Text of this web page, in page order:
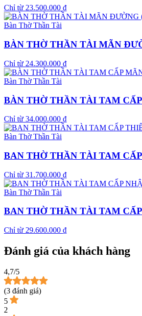
Chỉ từ 23.500.000 ₫
Bàn Thờ Thần Tài
BÀN THỜ THẦN TÀI MÃN
Chỉ từ 24.300.000 ₫
Bàn Thờ Thần Tài
BÀN THỜ THẦN TÀI TAM
Chỉ từ 34.000.000 ₫
Bàn Thờ Thần Tài
BAN THỜ THẦN TÀI TAM
Chỉ từ 31.700.000 ₫
Bàn Thờ Thần Tài
BAN THỜ THẦN TÀI TAM
Chỉ từ 29.600.000 ₫
Đánh giá của khách hàng
4,7/5
(3 đánh giá)
5
2